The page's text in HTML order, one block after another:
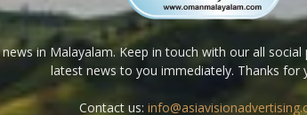
in Malayalam. Keep in touch with our all
latest news to you immediately. Thanks for
Contact us: